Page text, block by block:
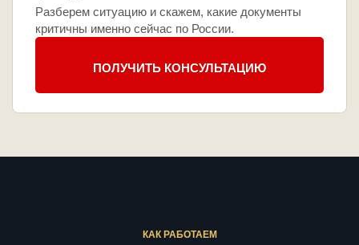
Разберем ситуацию и скажем, какие документы
критичны именно сейчас по России.
ПОЛУЧИТЬ КОНСУЛЬТАЦИЮ
КАК РАБОТАЕМ